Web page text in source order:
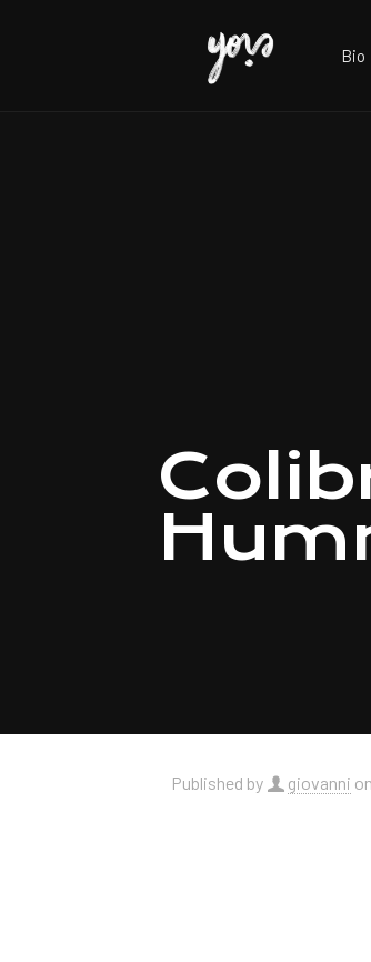
Bio
Published by giovanni on